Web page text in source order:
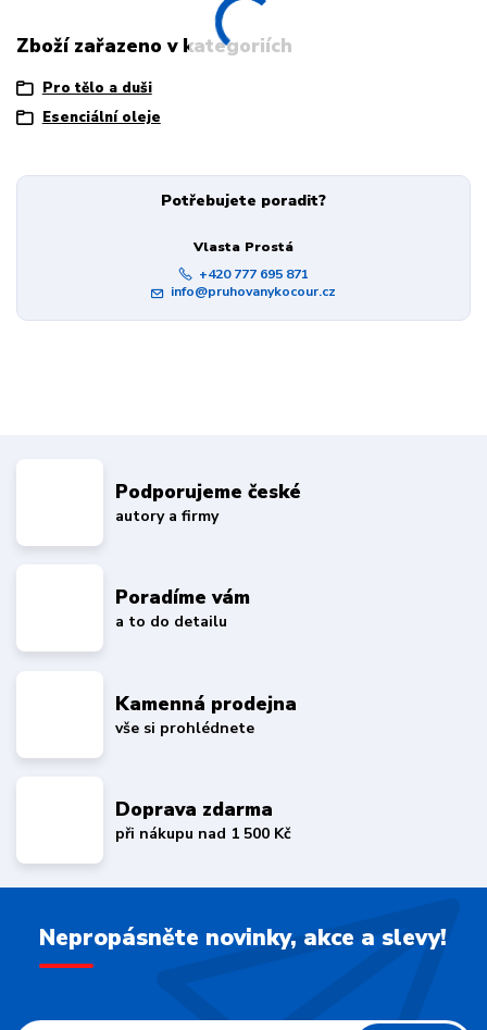
Zboží zařazeno v kategoriích
Pro tělo a duši
Esenciální oleje
Potřebujete poradit?
Vlasta Prostá
+420 777 695 871
info@pruhovanykocour.cz
Podporujeme české
autory a firmy
Poradíme vám
a to do detailu
Kamenná prodejna
vše si prohlédnete
Doprava zdarma
při nákupu nad 1 500 Kč
Nepropásněte novinky, akce a slevy!